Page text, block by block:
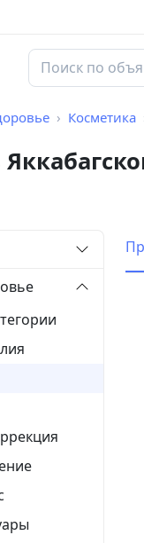
Косметика